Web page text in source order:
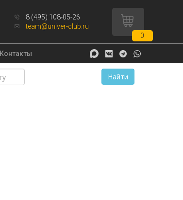
8 (495) 108-05-26
team@univer-club.ru
0
Контакты
Найти